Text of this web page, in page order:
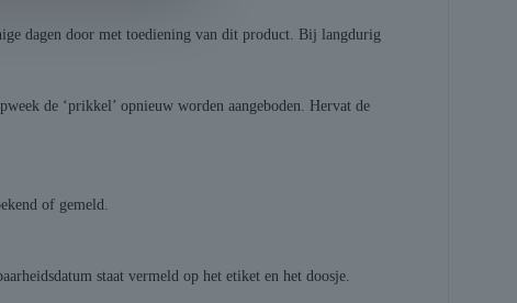
dagen door met toediening van dit product. Bij langdurig
de ‘prikkel’ opnieuw worden aangeboden. Hervat de
of gemeld.
staat vermeld op het etiket en het doosje.